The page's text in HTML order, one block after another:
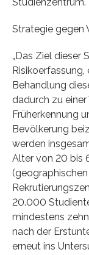
Strategie gegen
„Das Ziel dieser
Behandlung
dadurch zu einer
Früherkennung
Bevölkerung
werden
Alter von 20 bis
20.000
mindestens
nach der
erneut ins